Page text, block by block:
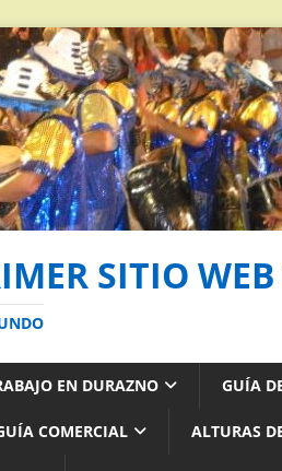
SITIO
EN DURAZNO GUÍA
COMERCIAL ALTURAS